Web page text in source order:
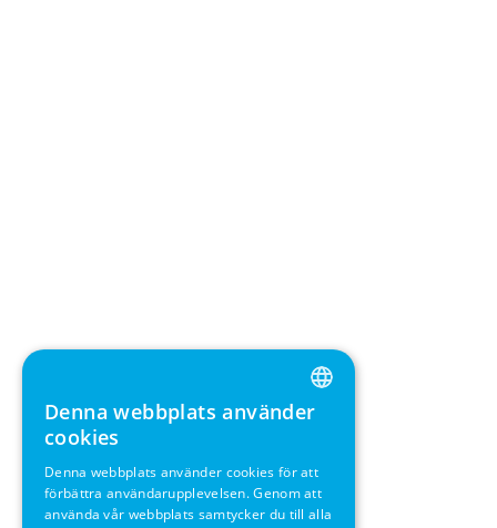
ENGLISH
SWEDISH
Denna webbplats använder
cookies
Denna webbplats använder cookies för att
förbättra användarupplevelsen. Genom att
använda vår webbplats samtycker du till alla